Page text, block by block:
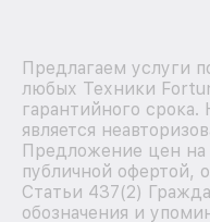
Предлагаем услуги
любых Техники
гарантийного
является
Предложение цен на
публичной офертой,
Статьи 437(2)
обозначения и